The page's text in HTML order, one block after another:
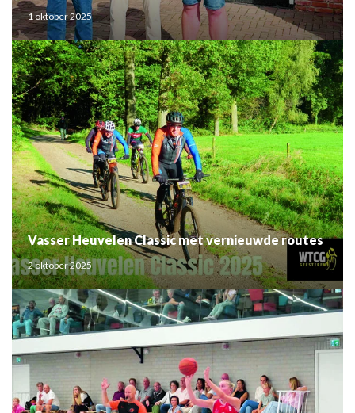
1 oktober 2025
Vasser Heuvelen Classic met vernieuwde routes
2 oktober 2025